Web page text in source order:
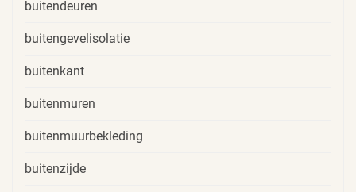
buitendeuren
buitengevelisolatie
buitenkant
buitenmuren
buitenmuurbekleding
buitenzijde